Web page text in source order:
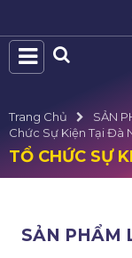
Trang Chủ SẢN
Chức Sự Kiện Tại Đà
TỔ CHỨC SỰ
SẢN PHẨM